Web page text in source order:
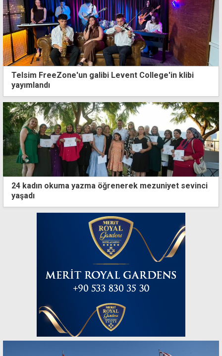
Telsim FreeZone'un galibi Levent College'in klibi
yayımlandı
24 kadın okuma yazma öğrenerek mezuniyet sevinci
yaşadı